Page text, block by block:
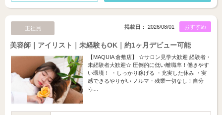
正社員 おすすめ
掲載日： 2026/08/01
美容師｜アイリスト｜未経験もOK｜約1ヶ月デビュー可能
【MAQUIA 倉敷店】 ☆サロン見学大歓迎 経験者・
未経験者大歓迎☆ 圧倒的に低い離職率！働きやす
い環境！ ・しっかり稼げる ・充実した休み ・実
感できるやりがい ノルマ・残業一切なし！自分
ら…